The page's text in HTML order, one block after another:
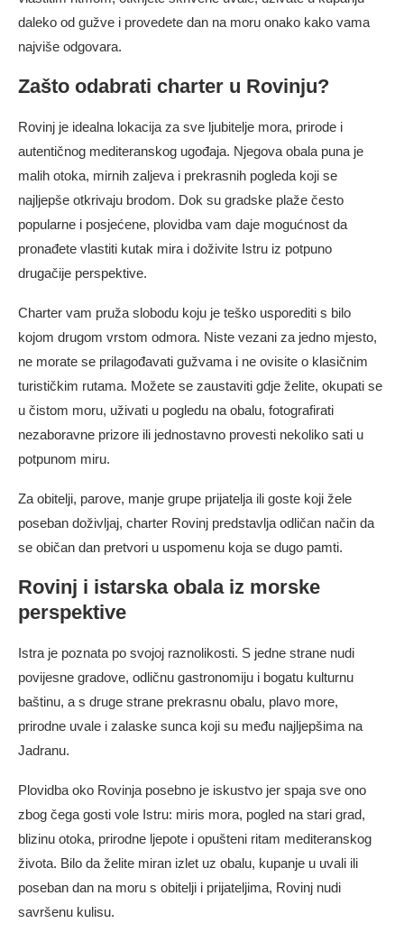
daleko od gužve i provedete dan na moru onako kako vama
najviše odgovara.
Zašto odabrati charter u Rovinju?
Rovinj je idealna lokacija za sve ljubitelje mora, prirode i
autentičnog mediteranskog ugođaja. Njegova obala puna je
malih otoka, mirnih zaljeva i prekrasnih pogleda koji se
najljepše otkrivaju brodom. Dok su gradske plaže često
popularne i posjećene, plovidba vam daje mogućnost da
pronađete vlastiti kutak mira i doživite Istru iz potpuno
drugačije perspektive.
Charter vam pruža slobodu koju je teško usporediti s bilo
kojom drugom vrstom odmora. Niste vezani za jedno mjesto,
ne morate se prilagođavati gužvama i ne ovisite o klasičnim
turističkim rutama. Možete se zaustaviti gdje želite, okupati se
u čistom moru, uživati u pogledu na obalu, fotografirati
nezaboravne prizore ili jednostavno provesti nekoliko sati u
potpunom miru.
Za obitelji, parove, manje grupe prijatelja ili goste koji žele
poseban doživljaj, charter Rovinj predstavlja odličan način da
se običan dan pretvori u uspomenu koja se dugo pamti.
Rovinj i istarska obala iz morske
perspektive
Istra je poznata po svojoj raznolikosti. S jedne strane nudi
povijesne gradove, odličnu gastronomiju i bogatu kulturnu
baštinu, a s druge strane prekrasnu obalu, plavo more,
prirodne uvale i zalaske sunca koji su među najljepšima na
Jadranu.
Plovidba oko Rovinja posebno je iskustvo jer spaja sve ono
zbog čega gosti vole Istru: miris mora, pogled na stari grad,
blizinu otoka, prirodne ljepote i opušteni ritam mediteranskog
života. Bilo da želite miran izlet uz obalu, kupanje u uvali ili
poseban dan na moru s obitelji i prijateljima, Rovinj nudi
savršenu kulisu.